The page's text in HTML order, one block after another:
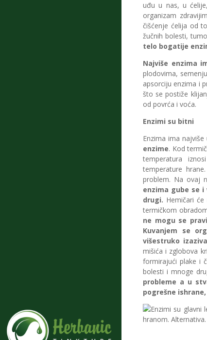
uđu u nas, u
organizam
čišćenje ćelija od
žučnih bolesti,
telo bogatije
Najviše enzima
plodovima,
apsorciju enzima i
što se postiže
od povrća i voća.
Enzimi su bitni
Enzima ima
enzime. Kod
temperatura
temperature
problem. Na ovaj
enzima gube se
drugi. Hemičari
termičkom
ne mogu se
Kuvanjem se
višestruko
mišića i zglobova
formirajući plake i
bolesti i mnoge
probleme a u
pogrešne